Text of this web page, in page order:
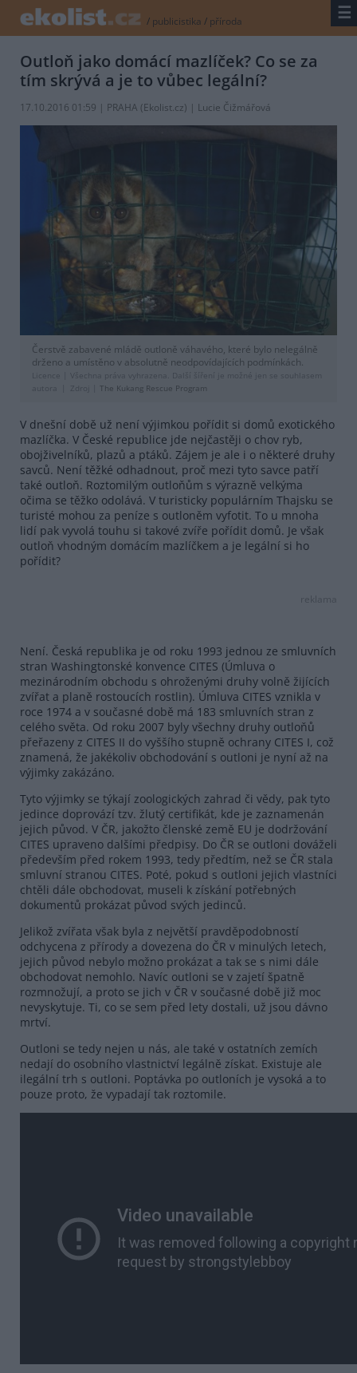
/ publicistika / příroda ☰
Outloň jako domácí mazlíček? Co se za
tím skrývá a je to vůbec legální?
17.10.2016 01:59 | PRAHA (Ekolist.cz) | Lucie Čižmářová
Čerstvě zabavené mládě outloně váhavého, které bylo nelegálně
drženo a umístěno v absolutně neodpovídajících podmínkách.
Licence |
Všechna práva vyhrazena. Další šíření je možné jen se souhlasem
autora
Zdroj | The Kukang Rescue Program
V dnešní době už není výjimkou pořídit si domů exotického
mazlíčka. V České republice jde nejčastěji o chov ryb,
obojživelníků, plazů a ptáků. Zájem je ale i o některé druhy
savců. Není těžké odhadnout, proč mezi tyto savce patří
také outloň. Roztomilým outloňům s výrazně velkýma
očima se těžko odolává. V turisticky populárním Thajsku se
turisté mohou za peníze s outloněm vyfotit. To u mnoha
lidí pak vyvolá touhu si takové zvíře pořídit domů. Je však
outloň vhodným domácím mazlíčkem a je legální si ho
pořídit?
reklama
Není. Česká republika je od roku 1993 jednou ze smluvních
stran Washingtonské konvence CITES (Úmluva o
mezinárodním obchodu s ohroženými druhy volně žijících
zvířat a planě rostoucích rostlin). Úmluva CITES vznikla v
roce 1974 a v současné době má 183 smluvních stran z
celého světa. Od roku 2007 byly všechny druhy outloňů
přeřazeny z CITES II do vyššího stupně ochrany CITES I, což
znamená, že jakékoliv obchodování s outloni je nyní až na
výjimky zakázáno.
Tyto výjimky se týkají zoologických zahrad či vědy, pak tyto
jedince doprovází tzv. žlutý certifikát, kde je zaznamenán
jejich původ. V ČR, jakožto členské země EU je dodržování
CITES upraveno dalšími předpisy. Do ČR se outloni dováželi
především před rokem 1993, tedy předtím, než se ČR stala
smluvní stranou CITES. Poté, pokud s outloni jejich vlastníci
chtěli dále obchodovat, museli k získání potřebných
dokumentů prokázat původ svých jedinců.
Jelikož zvířata však byla z největší pravděpodobností
odchycena z přírody a dovezena do ČR v minulých letech,
jejich původ nebylo možno prokázat a tak se s nimi dále
obchodovat nemohlo. Navíc outloni se v zajetí špatně
rozmnožují, a proto se jich v ČR v současné době již moc
nevyskytuje. Ti, co se sem před lety dostali, už jsou dávno
mrtví.
Outloni se tedy nejen u nás, ale také v ostatních zemích
nedají do osobního vlastnictví legálně získat. Existuje ale
ilegální trh s outloni. Poptávka po outloních je vysoká a to
pouze proto, že vypadají tak roztomile.